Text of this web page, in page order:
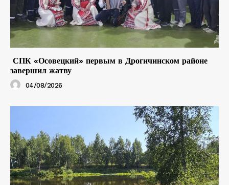
СПК «Осовецкий» первым в Дрогичинском районе
завершил жатву
04/08/2026